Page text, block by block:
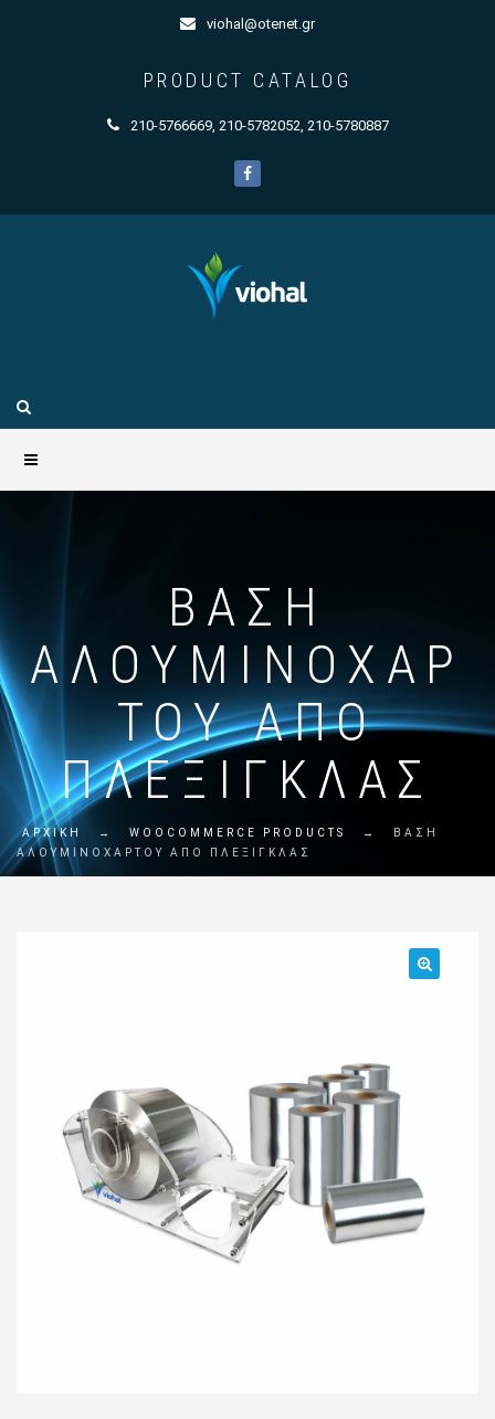
viohal@otenet.gr
PRODUCT CATALOG
210-5766669, 210-5782052, 210-5780887
ΒΆΣΗ
ΑΛΟΥΜΙΝΟΧΆΡ
ΤΟΥ ΑΠΌ
ΠΛΈΞΙΓΚΛΑΣ
ΑΡΧΙΚΗ → WOOCOMMERCE PRODUCTS →
ΒΆΣΗ
ΑΛΟΥΜΙΝΟΧΆΡΤΟΥ ΑΠΌ ΠΛΈΞΙΓΚΛΑΣ